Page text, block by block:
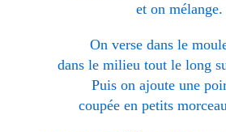
et on mélange.
On verse dans le
dans le milieu tout le long
Puis on ajoute une
coupée en petits